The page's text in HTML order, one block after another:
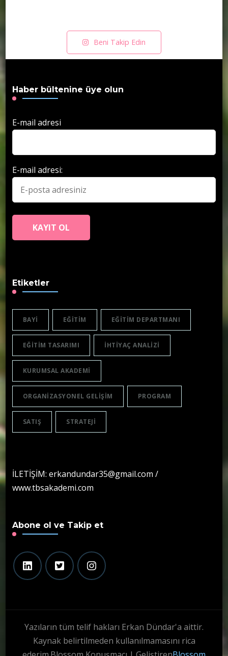
Beni Takip Edin
Haber bültenine üye olun
E-mail adresi
E-mail adresi:
Etiketler
BAYI EĞITIM EĞITIM DEPARTMANI
EĞITIM TASARIMI IHTIYAÇ ANALIZI
KURUMSAL AKADEMI
ORGANIZASYONEL GELIŞIM PROGRAM
SATIŞ STRATEJI
İLETİŞİM: erkandundar35@gmail.com /
www.tbsakademi.com
Abone ol ve Takip et
Yazıların tüm telif hakları Erkan Dündar'a aittir.
Kaynak belirtilmeden kullanılmamasını rica